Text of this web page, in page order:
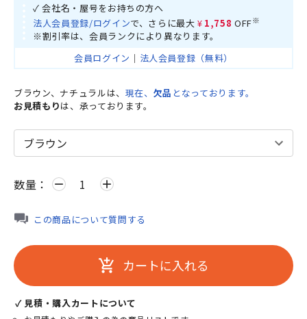
✓ 会社名・屋号をお持ちの方へ
法人会員登録/ログインで、さらに最大 ¥1,758 OFF※
※割引率は、会員ランクにより異なります。
会員ログイン ｜ 法人会員登録（無料）
ブラウン、ナチュラルは、 現在、 欠品 となっております。
お見積もりは、承っております。
数量： remove add
この商品について質問する
add_shopping_cart カートに入れる
✓ 見積・購入カートについて